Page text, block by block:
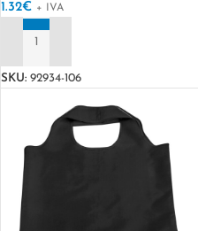
1.32€ + IVA
SKU: 92934-106